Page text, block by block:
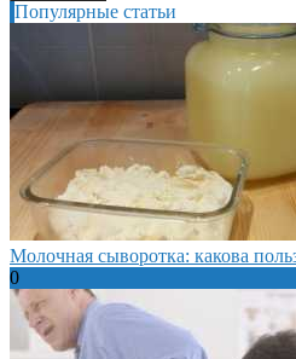
Популярные статьи
Молочная сыворотка: какова
0